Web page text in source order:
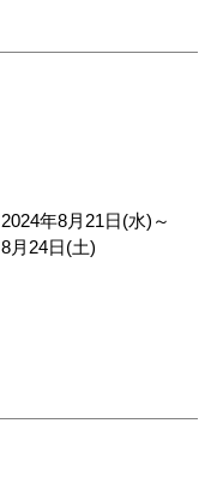
2024年8月21日(水)～
8月24日(土)